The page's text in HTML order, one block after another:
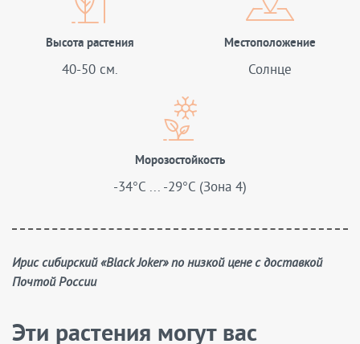
Высота растения
40-50 см.
Местоположение
Солнце
Морозостойкость
-34°C ... -29°C (Зона 4)
Ирис сибирский «Black Joker» по низкой цене с доставкой
Почтой России
Эти растения могут вас